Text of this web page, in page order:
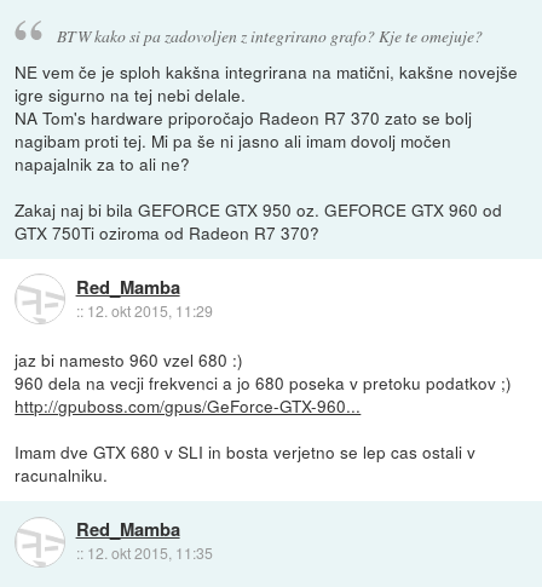
BTW kako si pa zadovoljen z integrirano grafo? Kje te omejuje?
NE vem če je sploh kakšna integrirana na matični, kakšne novejše
igre sigurno na tej nebi delale.
NA Tom's hardware priporočajo Radeon R7 370 zato se bolj
nagibam proti tej. Mi pa še ni jasno ali imam dovolj močen
napajalnik za to ali ne?
Zakaj naj bi bila GEFORCE GTX 950 oz. GEFORCE GTX 960 od
GTX 750Ti oziroma od Radeon R7 370?
Red_Mamba
:: 12. okt 2015, 11:29
jaz bi namesto 960 vzel 680 :)
960 dela na vecji frekvenci a jo 680 poseka v pretoku podatkov ;)
http://gpuboss.com/gpus/GeForce-GTX-960...
Imam dve GTX 680 v SLI in bosta verjetno se lep cas ostali v
racunalniku.
Red_Mamba
:: 12. okt 2015, 11:35